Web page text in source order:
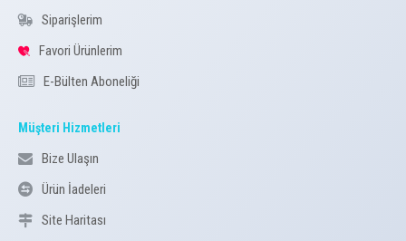
Siparişlerim
Favori Ürünlerim
E-Bülten Aboneliği
Müşteri Hizmetleri
Bize Ulaşın
Ürün İadeleri
Site Haritası